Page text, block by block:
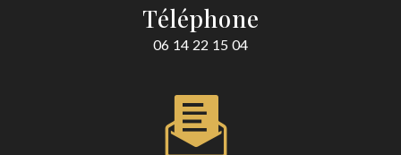
Téléphone
06 14 22 15 04